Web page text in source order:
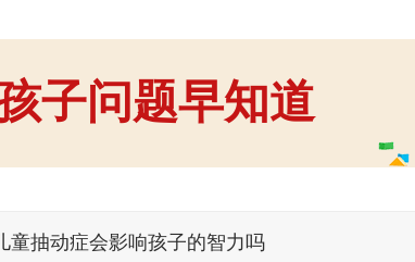
子问题早知道
童抽动症会影响孩子的智力吗